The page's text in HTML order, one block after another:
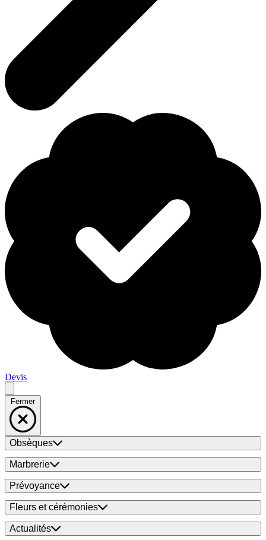
Devis
Fermer
Obsèques
Marbrerie
Prévoyance
Fleurs et cérémonies
Actualités